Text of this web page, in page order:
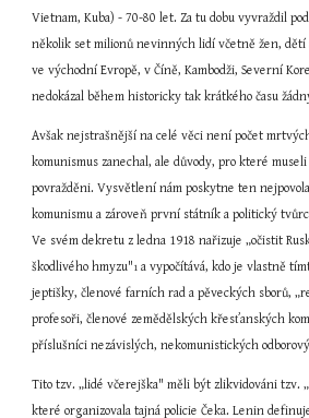
Vietnam, Kuba) - 70-80 let. Za tu dobu vyvraždil
několik set milionů nevinných lidí včetně žen, dětí
ve východní Evropě, v Číně, Kambodži, Severní
nedokázal během historicky tak krátkého času
Avšak nejstrašnější na celé věci není počet
komunismus zanechal, ale důvody, pro které
povražděni. Vysvětlení nám poskytne ten
komunismu a zároveň první státník a politický
Ve svém dekretu z ledna 1918 nařizuje „očistit
škodlivého hmyzu"1 a vypočítává, kdo je vlastně
jeptišky, členové farních rad a pěveckých sborů,
profesoři, členové zemědělských křesťanských
příslušníci nezávislých, nekomunistických
Tito tzv. „lidé včerejška" měli být zlikvidováni tzv.
které organizovala tajná policie Čeka. Lenin